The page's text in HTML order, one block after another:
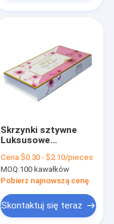
Skrzynki sztywne
Luksusowe
pielęgnacji twarzy
Masażery, krem
przeciwsłoneczny,
przeciwsłoneczny,
kosmetyki, karton
Cena:$0.30 - $2.10/pieces
MOQ:100 kawałków
Pobierz najnowszą cenę
Skontaktuj się teraz